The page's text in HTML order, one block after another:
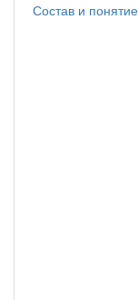
Состав и